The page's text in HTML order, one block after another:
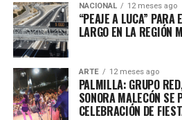
NACIONAL 12 meses ago
“PEAJE A LUCA” PARA
LARGO EN LA REGIÓN
ARTE 12 meses ago
PALMILLA: GRUPO
SONORA MALECÓN SE
CELEBRACIÓN DE